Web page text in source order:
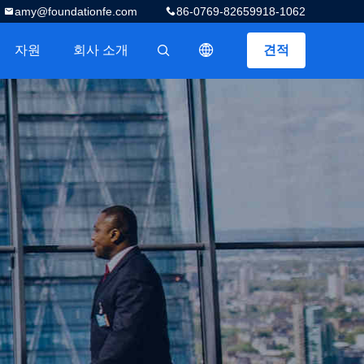
86-0769-82659918-1062
amy@foundationfe.com
견적
描述
자원 회사 소개